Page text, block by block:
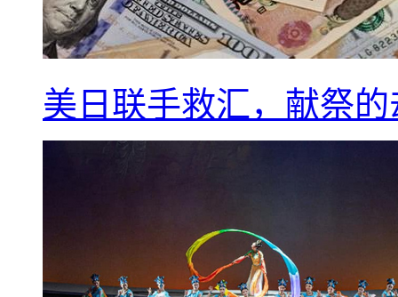
美日联手救汇，献祭